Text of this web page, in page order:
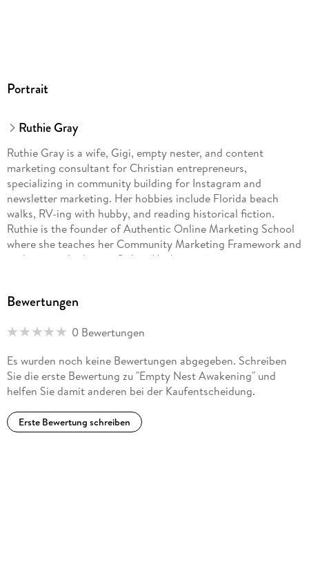
Portrait
Ruthie Gray
Ruthie Gray is a wife, Gigi, empty nester, and content
marketing consultant for Christian entrepreneurs,
specializing in community building for Instagram and
newsletter marketing. Her hobbies include Florida beach
walks, RV-ing with hubby, and reading historical fiction.
Ruthie is the founder of Authentic Online Marketing School
where she teaches her Community Marketing Framework and
podcasts at Authentic Online Marketing (so easy, your mom
Bewertungen
0 Bewertungen
Es wurden noch keine Bewertungen abgegeben. Schreiben
Sie die erste Bewertung zu "Empty Nest Awakening" und
helfen Sie damit anderen bei der Kaufentscheidung.
Erste Bewertung schreiben